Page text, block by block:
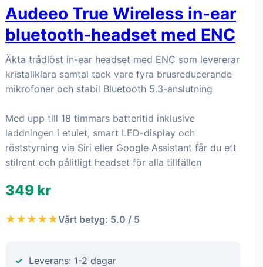
Audeeo True Wireless in-ear
bluetooth-headset med ENC
Äkta trådlöst in-ear headset med ENC som levererar
kristallklara samtal tack vare fyra brusreducerande
mikrofoner och stabil Bluetooth 5.3-anslutning
Med upp till 18 timmars batteritid inklusive
laddningen i etuiet, smart LED-display och
röststyrning via Siri eller Google Assistant får du ett
stilrent och pålitligt headset för alla tillfällen
349 kr
★★★★★Vårt betyg: 5.0 / 5
Leverans: 1-2 dagar